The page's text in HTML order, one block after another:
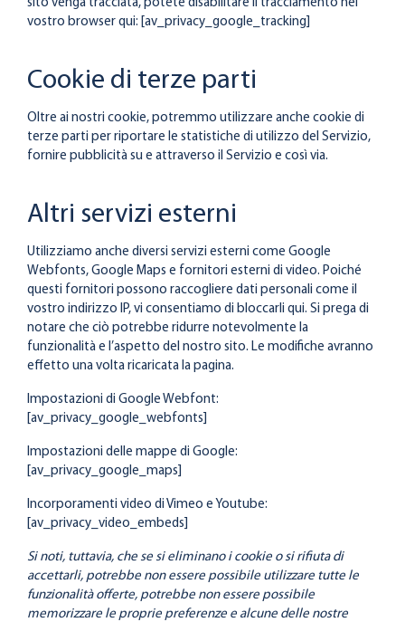
sito venga tracciata, potete disabilitare il tracciamento nel
vostro browser qui: [av_privacy_google_tracking]
Cookie di terze parti
Oltre ai nostri cookie, potremmo utilizzare anche cookie di
terze parti per riportare le statistiche di utilizzo del Servizio,
fornire pubblicità su e attraverso il Servizio e così via.
Altri servizi esterni
Utilizziamo anche diversi servizi esterni come Google
Webfonts, Google Maps e fornitori esterni di video. Poiché
questi fornitori possono raccogliere dati personali come il
vostro indirizzo IP, vi consentiamo di bloccarli qui. Si prega di
notare che ciò potrebbe ridurre notevolmente la
funzionalità e l’aspetto del nostro sito. Le modifiche avranno
effetto una volta ricaricata la pagina.
Impostazioni di Google Webfont:
[av_privacy_google_webfonts]
Impostazioni delle mappe di Google:
[av_privacy_google_maps]
Incorporamenti video di Vimeo e Youtube:
[av_privacy_video_embeds]
Si noti, tuttavia, che se si eliminano i cookie o si rifiuta di
accettarli, potrebbe non essere possibile utilizzare tutte le
funzionalità offerte, potrebbe non essere possibile
memorizzare le proprie preferenze e alcune delle nostre